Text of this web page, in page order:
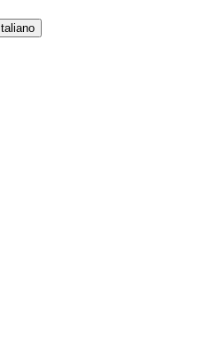
Italiano